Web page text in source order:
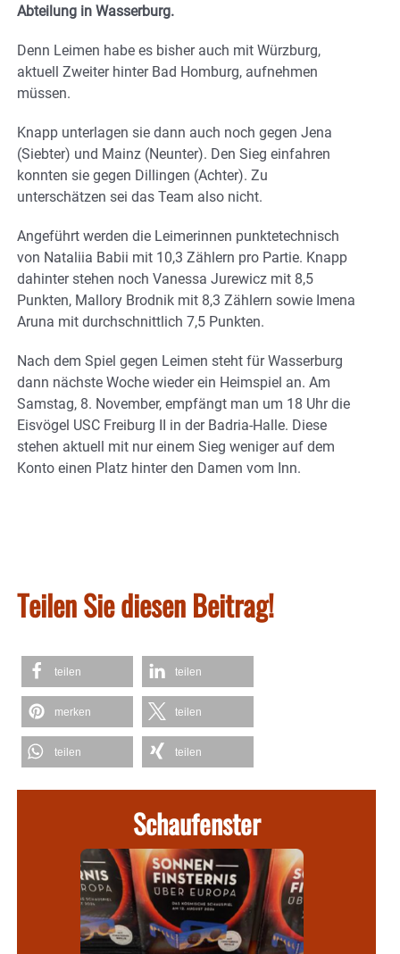
Abteilung in Wasserburg.
Denn Leimen habe es bisher auch mit Würzburg,
aktuell Zweiter hinter Bad Homburg, aufnehmen
müssen.
Knapp unterlagen sie dann auch noch gegen Jena
(Siebter) und Mainz (Neunter). Den Sieg einfahren
konnten sie gegen Dillingen (Achter). Zu
unterschätzen sei das Team also nicht.
Angeführt werden die Leimerinnen punktetechnisch
von Nataliia Babii mit 10,3 Zählern pro Partie. Knapp
dahinter stehen noch Vanessa Jurewicz mit 8,5
Punkten, Mallory Brodnik mit 8,3 Zählern sowie Imena
Aruna mit durchschnittlich 7,5 Punkten.
Nach dem Spiel gegen Leimen steht für Wasserburg
dann nächste Woche wieder ein Heimspiel an. Am
Samstag, 8. November, empfängt man um 18 Uhr die
Eisvögel USC Freiburg II in der Badria-Halle. Diese
stehen aktuell mit nur einem Sieg weniger auf dem
Konto einen Platz hinter den Damen vom Inn.
Teilen Sie diesen Beitrag!
teilen teilen
merken teilen
teilen teilen
Schaufenster